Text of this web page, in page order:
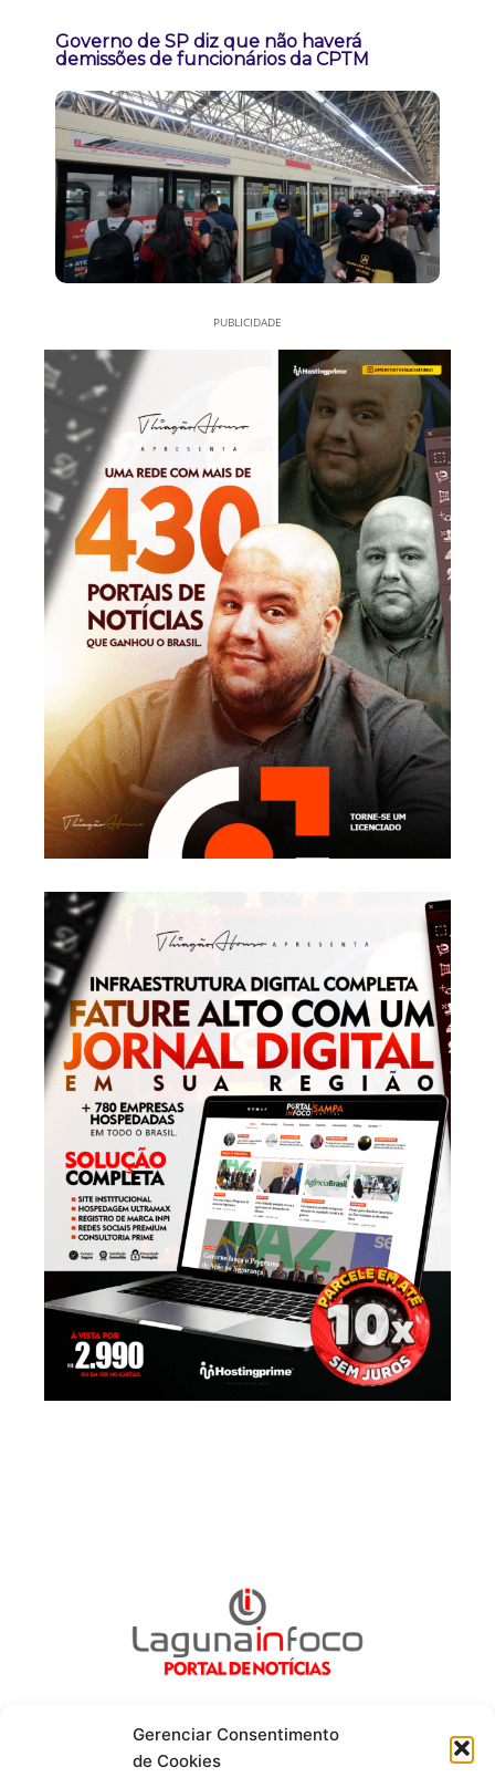
Gerenciar Consentimento
de Cookies
Governo de SP diz que não haverá
demissões de funcionários da CPTM
PUBLICIDADE